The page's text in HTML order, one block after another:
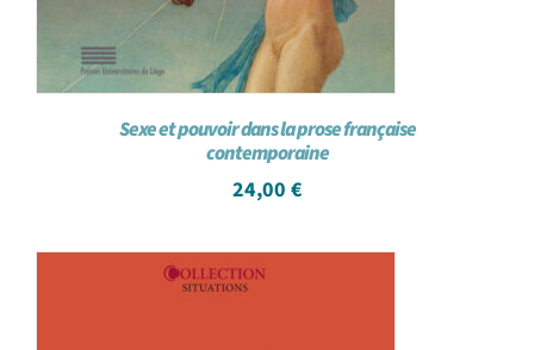
Sexe et pouvoir dans la prose française
contemporaine
24,00 €